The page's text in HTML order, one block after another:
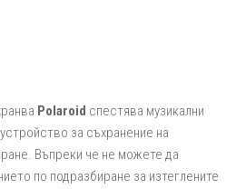
Polaroid спестява музикални
за съхранение на
Въпреки че не можете да
по подразбиране за изтеглените